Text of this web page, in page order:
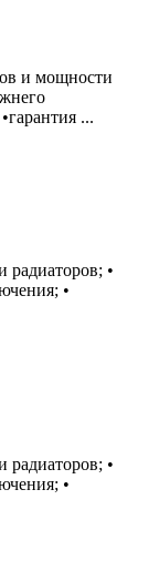
и мощности
...
•
•
•
•